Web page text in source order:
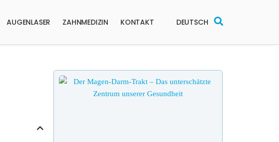
AUGENLASER ZAHNMEDIZIN KONTAKT DEUTSCH